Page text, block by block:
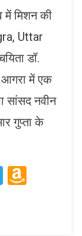
में मिशन की
Uttar
डॉ.
आगरा में एक
सांसद नवीन
गुप्ता के
Telegram